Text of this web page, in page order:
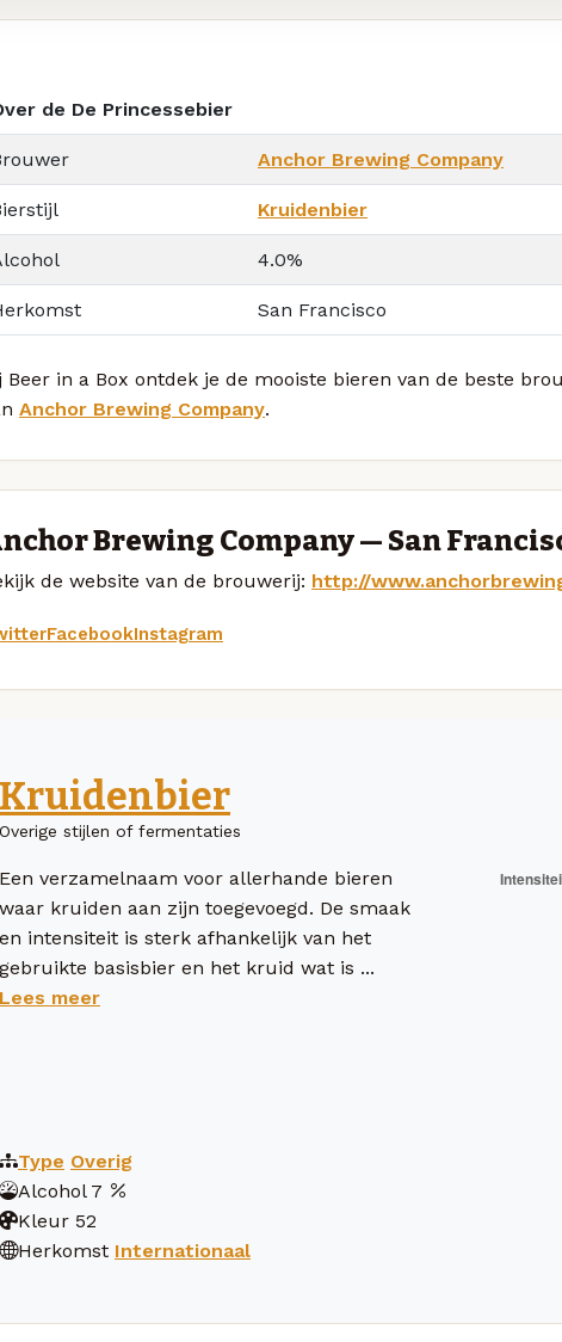
de De Princessebier
Anchor Brewing Company
Kruidenbier
4.0%
San Francisco
Beer in a Box ontdek je de mooiste bieren van de beste
Anchor Brewing Company.
Brewing Company — San
de website van de brouwerij: http://
FacebookInstagram
Kruidenbier
Overige stijlen of fermentaties
Een verzamelnaam voor allerhande bieren
waar kruiden aan zijn toegevoegd. De smaak
en intensiteit is sterk afhankelijk van het
gebruikte basisbier en het kruid wat is ...
Lees meer
Type Overig
Alcohol 7
Kleur 52
Herkomst Internationaal